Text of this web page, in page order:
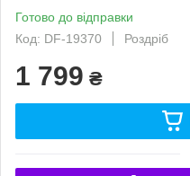
Готово до відправки
Код: DF-19370
Роздріб
1 799 ₴